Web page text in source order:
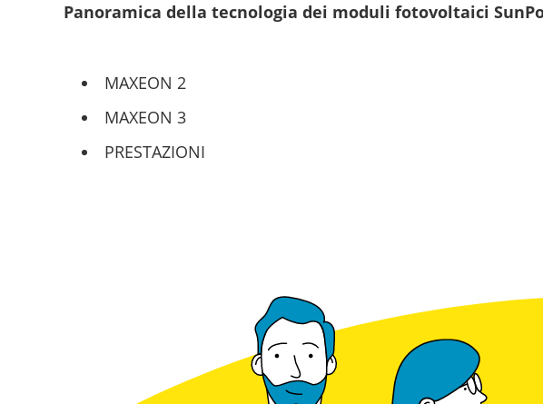
Panoramica della tecnologia dei moduli fotovoltaici
MAXEON 2
MAXEON 3
PRESTAZIONI